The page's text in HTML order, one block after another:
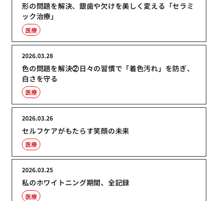
形の問題を解決、銀歯や欠けを美しく変える「セラミ
ック治療」
医療
色の問題を解決②日々の習慣で「着色汚れ」を防ぎ、
白さを守る
2026.03.28
医療
セルフケアがもたらす笑顔の未来
2026.03.26
医療
私のホワイトニング期間、全記録
2026.03.25
医療